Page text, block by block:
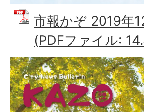
市報かぞ 2019年
(PDFファイル: